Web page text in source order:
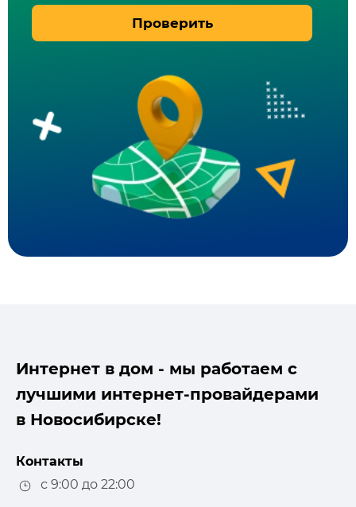
Проверить
Интернет в дом - мы работаем с
лучшими интернет-провайдерами
в Новосибирске!
Контакты
с 9:00 до 22:00